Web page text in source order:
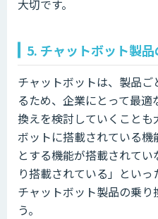
大切です。
5. チャットボット製
チャットボットは、製品
るため、企業にとって最
換えを検討していくことも
ボットに搭載されている
とする機能が搭載されて
り搭載されている」といっ
チャットボット製品の乗
う。